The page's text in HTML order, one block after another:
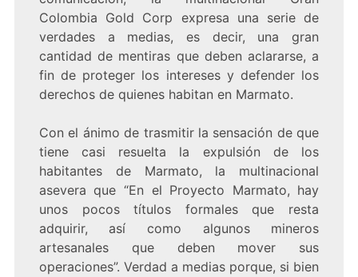
Colombia Gold Corp expresa una serie de
verdades a medias, es decir, una gran
cantidad de mentiras que deben aclararse, a
fin de proteger los intereses y defender los
derechos de quienes habitan en Marmato.
Con el ánimo de trasmitir la sensación de que
tiene casi resuelta la expulsión de los
habitantes de Marmato, la multinacional
asevera que “En el Proyecto Marmato, hay
unos pocos títulos formales que resta
adquirir, así como algunos mineros
artesanales que deben mover sus
operaciones”. Verdad a medias porque, si bien